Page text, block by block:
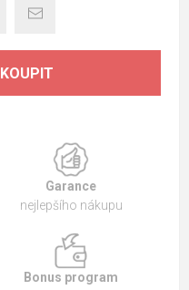
KOUPIT
Garance
nejlepšího nákupu
Bonus program